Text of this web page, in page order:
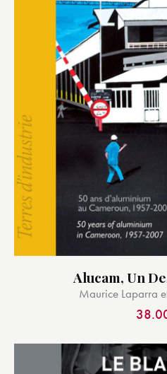
Alucam, Un
Maurice Laparra